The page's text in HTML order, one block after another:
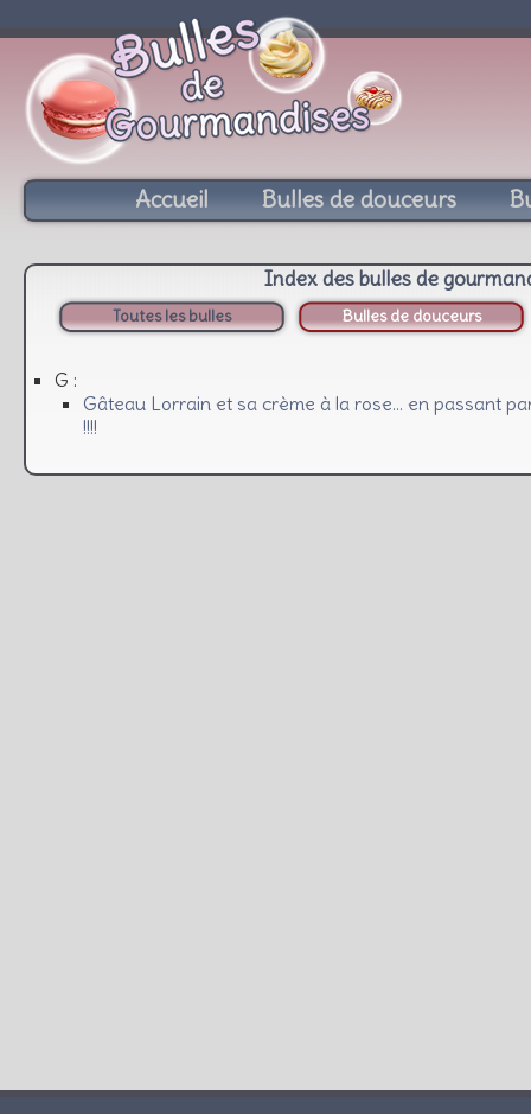
Accueil Bulles de douceurs
Index des bulles de
Toutes les bulles Bulles de douceurs
G :
Gâteau Lorrain et sa crème à la rose… en passant
!!!!